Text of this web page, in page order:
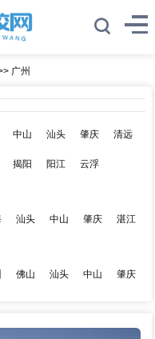
广州
中山 汕头 肇庆 清远
揭阳 阳江 云浮
汕头 中山 肇庆 湛江
佛山 汕头 中山 肇庆